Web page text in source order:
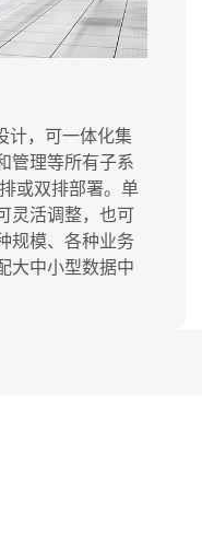
计，可一体化集
管理等所有子系
或双排部署。单
灵活调整，也可
规模、各种业务
大中小型数据中